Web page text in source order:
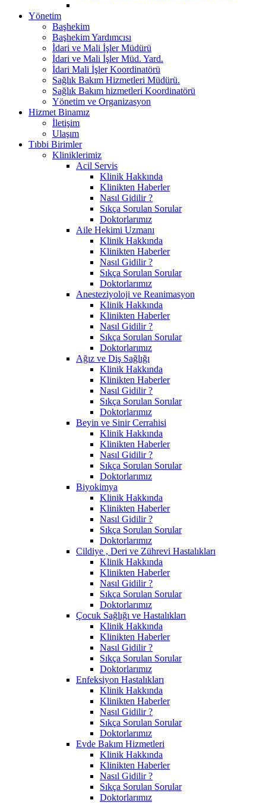
Yönetim
Başhekim
Başhekim Yardımcısı
İdari ve Mali İşler Müdürü
İdari ve Mali İşler Müd. Yard.
İdari Mali İşler Koordinatörü
Sağlık Bakım Hizmetleri Müdürü.
Sağlık Bakım hizmetleri Koordinatörü
Yönetim ve Organizasyon
Hizmet Binamız
İletişim
Ulaşım
Tıbbi Birimler
Kliniklerimiz
Acil Servis
Klinik Hakkında
Klinikten Haberler
Nasıl Gidilir ?
Sıkça Sorulan Sorular
Doktorlarımız
Aile Hekimi Uzmanı
Klinik Hakkında
Klinikten Haberler
Nasıl Gidilir ?
Sıkça Sorulan Sorular
Doktorlarımız
Anesteziyoloji ve Reanimasyon
Klinik Hakkında
Klinikten Haberler
Nasıl Gidilir ?
Sıkça Sorulan Sorular
Doktorlarımız
Ağız ve Diş Sağlığı
Klinik Hakkında
Klinikten Haberler
Nasıl Gidilir ?
Sıkça Sorulan Sorular
Doktorlarımız
Beyin ve Sinir Cerrahisi
Klinik Hakkında
Klinikten Haberler
Nasıl Gidilir ?
Sıkça Sorulan Sorular
Doktorlarımız
Biyokimya
Klinik Hakkında
Klinikten Haberler
Nasıl Gidilir ?
Sıkça Sorulan Sorular
Doktorlarımız
Cildiye , Deri ve Zührevi Hastalıkları
Klinik Hakkında
Klinikten Haberler
Nasıl Gidilir ?
Sıkça Sorulan Sorular
Doktorlarımız
Çocuk Sağlığı ve Hastalıkları
Klinik Hakkında
Klinikten Haberler
Nasıl Gidilir ?
Sıkça Sorulan Sorular
Doktorlarımız
Enfeksiyon Hastalıkları
Klinik Hakkında
Klinikten Haberler
Nasıl Gidilir ?
Sıkça Sorulan Sorular
Doktorlarımız
Evde Bakım Hizmetleri
Klinik Hakkında
Klinikten Haberler
Nasıl Gidilir ?
Sıkça Sorulan Sorular
Doktorlarımız